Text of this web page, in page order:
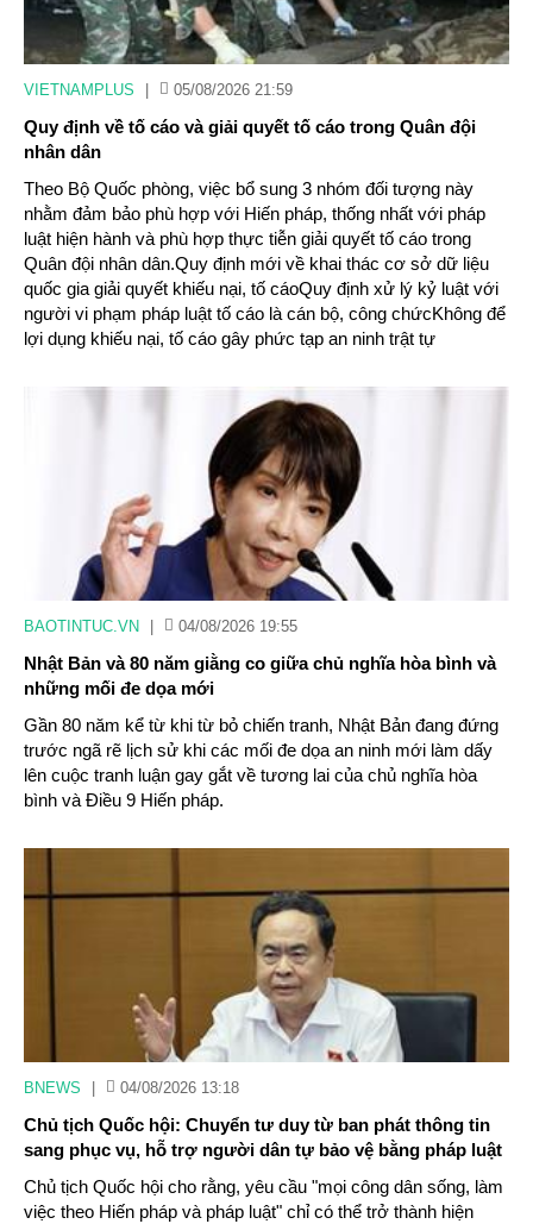
VIETNAMPLUS 05/08/2026 21:59
Quy định về tố cáo và giải quyết tố cáo trong Quân đội
nhân dân
Theo Bộ Quốc phòng, việc bổ sung 3 nhóm đối tượng này
nhằm đảm bảo phù hợp với Hiến pháp, thống nhất với pháp
luật hiện hành và phù hợp thực tiễn giải quyết tố cáo trong
Quân đội nhân dân.Quy định mới về khai thác cơ sở dữ liệu
quốc gia giải quyết khiếu nại, tố cáoQuy định xử lý kỷ luật với
người vi phạm pháp luật tố cáo là cán bộ, công chứcKhông để
lợi dụng khiếu nại, tố cáo gây phức tạp an ninh trật tự
BAOTINTUC.VN 04/08/2026 19:55
Nhật Bản và 80 năm giằng co giữa chủ nghĩa hòa bình và
những mối đe dọa mới
Gần 80 năm kể từ khi từ bỏ chiến tranh, Nhật Bản đang đứng
trước ngã rẽ lịch sử khi các mối đe dọa an ninh mới làm dấy
lên cuộc tranh luận gay gắt về tương lai của chủ nghĩa hòa
bình và Điều 9 Hiến pháp.
BNEWS 04/08/2026 13:18
Chủ tịch Quốc hội: Chuyển tư duy từ ban phát thông tin
sang phục vụ, hỗ trợ người dân tự bảo vệ bằng pháp luật
Chủ tịch Quốc hội cho rằng, yêu cầu "mọi công dân sống, làm
việc theo Hiến pháp và pháp luật" chỉ có thể trở thành hiện